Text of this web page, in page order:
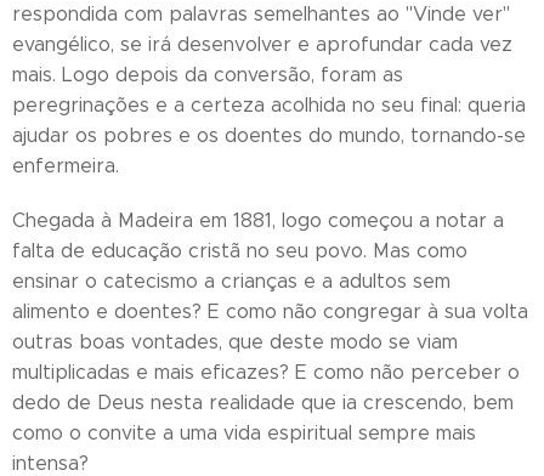
respondida com palavras semelhantes ao "Vinde ver"
evangélico, se irá desenvolver e aprofundar cada vez
mais. Logo depois da conversão, foram as
peregrinações e a certeza acolhida no seu final: queria
ajudar os pobres e os doentes do mundo, tornando-se
enfermeira.
Chegada à Madeira em 1881, logo começou a notar a
falta de educação cristã no seu povo. Mas como
ensinar o catecismo a crianças e a adultos sem
alimento e doentes? E como não congregar à sua volta
outras boas vontades, que deste modo se viam
multiplicadas e mais eficazes? E como não perceber o
dedo de Deus nesta realidade que ia crescendo, bem
como o convite a uma vida espiritual sempre mais
intensa?